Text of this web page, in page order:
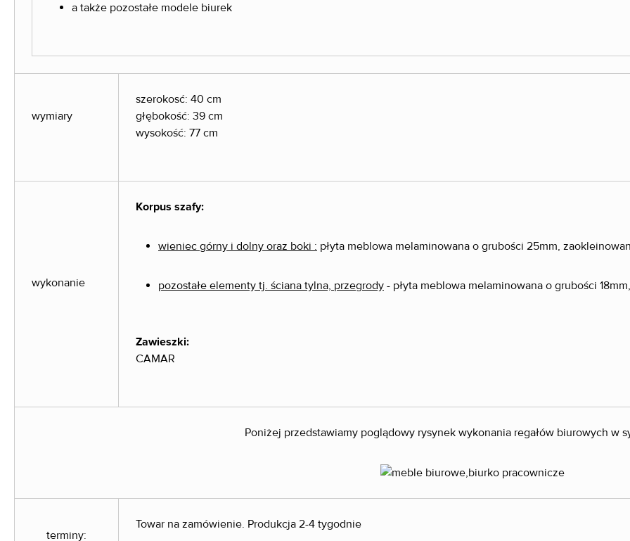
a także pozostałe modele biurek
wymiary
szerokosć: 40 cm
głębokość: 39 cm
wysokość: 77 cm
wykonanie
Korpus szafy:
wieniec górny i dolny oraz boki : płyta meblowa melaminowana o grubości 25mm,
pozostałe elementy tj. ściana tylna, przegrody - płyta meblowa melaminowana o grubości
Zawieszki:
CAMAR
Poniżej przedstawiamy poglądowy rysynek wykonania regałów biurowych w
terminy:
Towar na zamówienie. Produkcja 2-4 tygodnie